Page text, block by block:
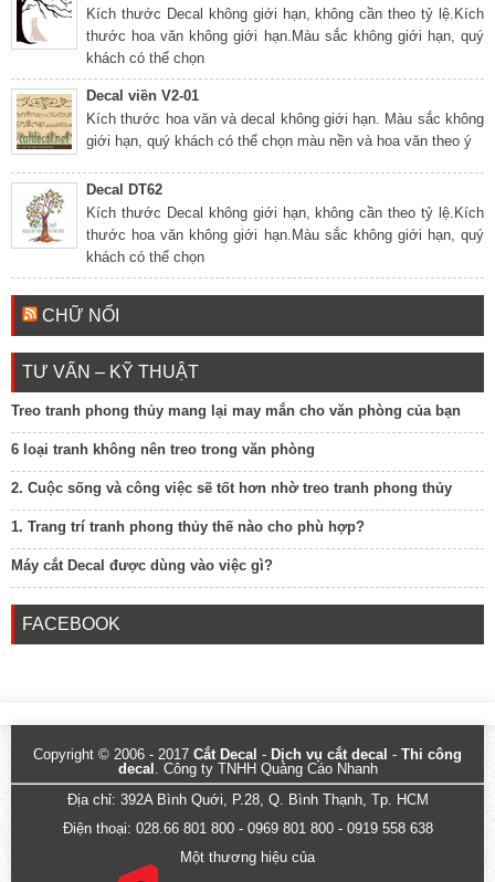
Kích thước Decal không giới hạn, không cần theo tỷ lệ.Kích
thước hoa văn không giới hạn.Màu sắc không giới hạn, quý
khách có thể chọn
Decal viền V2-01
Kích thước hoa văn và decal không giới hạn. Màu sắc không
giới hạn, quý khách có thể chọn màu nền và hoa văn theo ý
Decal DT62
Kích thước Decal không giới hạn, không cần theo tỷ lệ.Kích
thước hoa văn không giới hạn.Màu sắc không giới hạn, quý
khách có thể chọn
CHỮ NỔI
TƯ VẤN – KỸ THUẬT
Treo tranh phong thủy mang lại may mắn cho văn phòng của bạn
6 loại tranh không nên treo trong văn phòng
2. Cuộc sống và công việc sẽ tốt hơn nhờ treo tranh phong thủy
1. Trang trí tranh phong thủy thế nào cho phù hợp?
Máy cắt Decal được dùng vào việc gì?
FACEBOOK
Copyright © 2006 - 2017 Cắt Decal - Dịch vụ cắt decal - Thi công
decal . Công ty TNHH Quảng Cáo Nhanh
Địa chỉ: 392A Bình Quới, P.28, Q. Bình Thạnh, Tp. HCM
Điện thoại: 028.66 801 800 - 0969 801 800 - 0919 558 638
Một thương hiệu của